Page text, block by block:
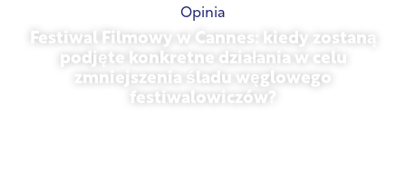
Opinia
Festiwal Filmowy w Cannes: kiedy zostaną
podjęte konkretne działania w celu
zmniejszenia śladu węglowego
festiwalowiczów?